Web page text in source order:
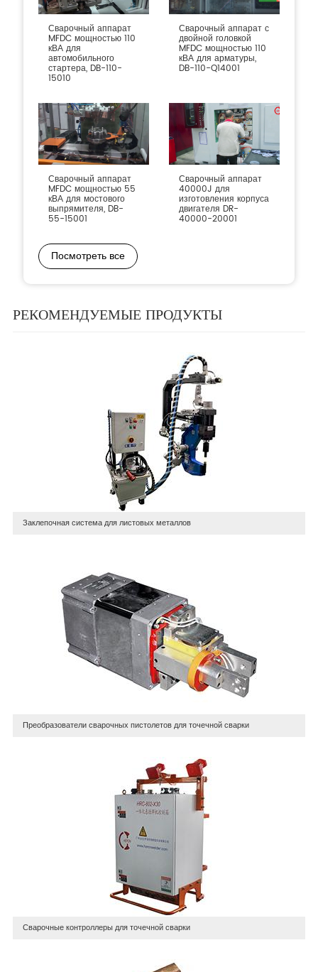
Сварочный аппарат
MFDC мощностью 110
кВА для
автомобильного
стартера, DB-110-
15010
Сварочный аппарат с
двойной головкой
MFDC мощностью 110
кВА для арматуры,
DB-110-Q14001
Сварочный аппарат
MFDC мощностью 55
кВА для мостового
выпрямителя, DB-
55-15001
Сварочный аппарат
40000J для
изготовления корпуса
двигателя DR-
40000-20001
Посмотреть все
РЕКОМЕНДУЕМЫЕ ПРОДУКТЫ
Заклепочная система для листовых металлов
Преобразователи сварочных пистолетов для точечной сварки
Сварочные контроллеры для точечной сварки